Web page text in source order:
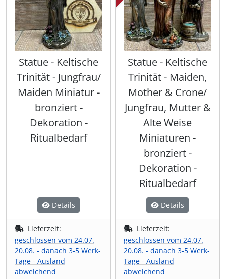
Statue - Keltische
Trinität - Jungfrau/
Maiden Miniatur -
bronziert -
Dekoration -
Ritualbedarf
Details
Lieferzeit:
geschlossen vom 24.07.
20.08. - danach 3-5 Werk-
Tage - Ausland
abweichend
Statue - Keltische
Trinität - Maiden,
Mother & Crone/
Jungfrau, Mutter &
Alte Weise
Miniaturen -
bronziert -
Dekoration -
Ritualbedarf
Details
Lieferzeit:
geschlossen vom 24.07.
20.08. - danach 3-5 Werk-
Tage - Ausland
abweichend